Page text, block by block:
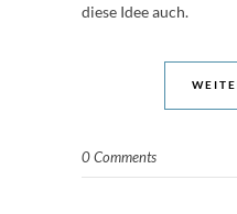
diese Idee auch.
0 Comments